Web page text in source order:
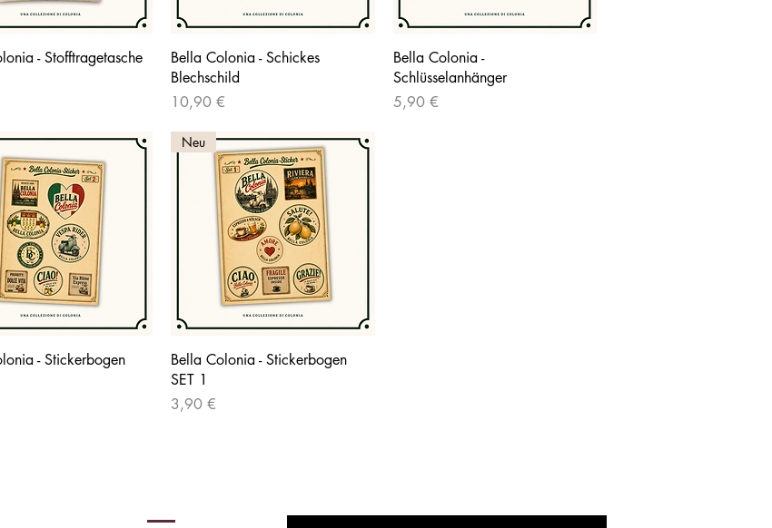
Schnellansicht
- Stofftragetasche
Schnellansicht
Bella Colonia - Schickes
Blechschild
Preis
10,90 €
Schnellansicht
Bella Colonia -
Schlüsselanhänger
Preis
5,90 €
Schnellansicht
- Stickerbogen
Schnellansicht
Neu
Bella Colonia - Stickerbogen
SET 1
Preis
3,90 €